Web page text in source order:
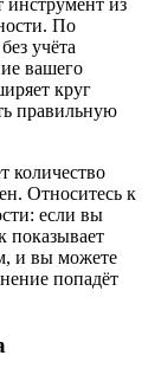
По
учёта
вашего
круг
правильную
количество
Относитесь к
если вы
показывает
и вы можете
попадёт